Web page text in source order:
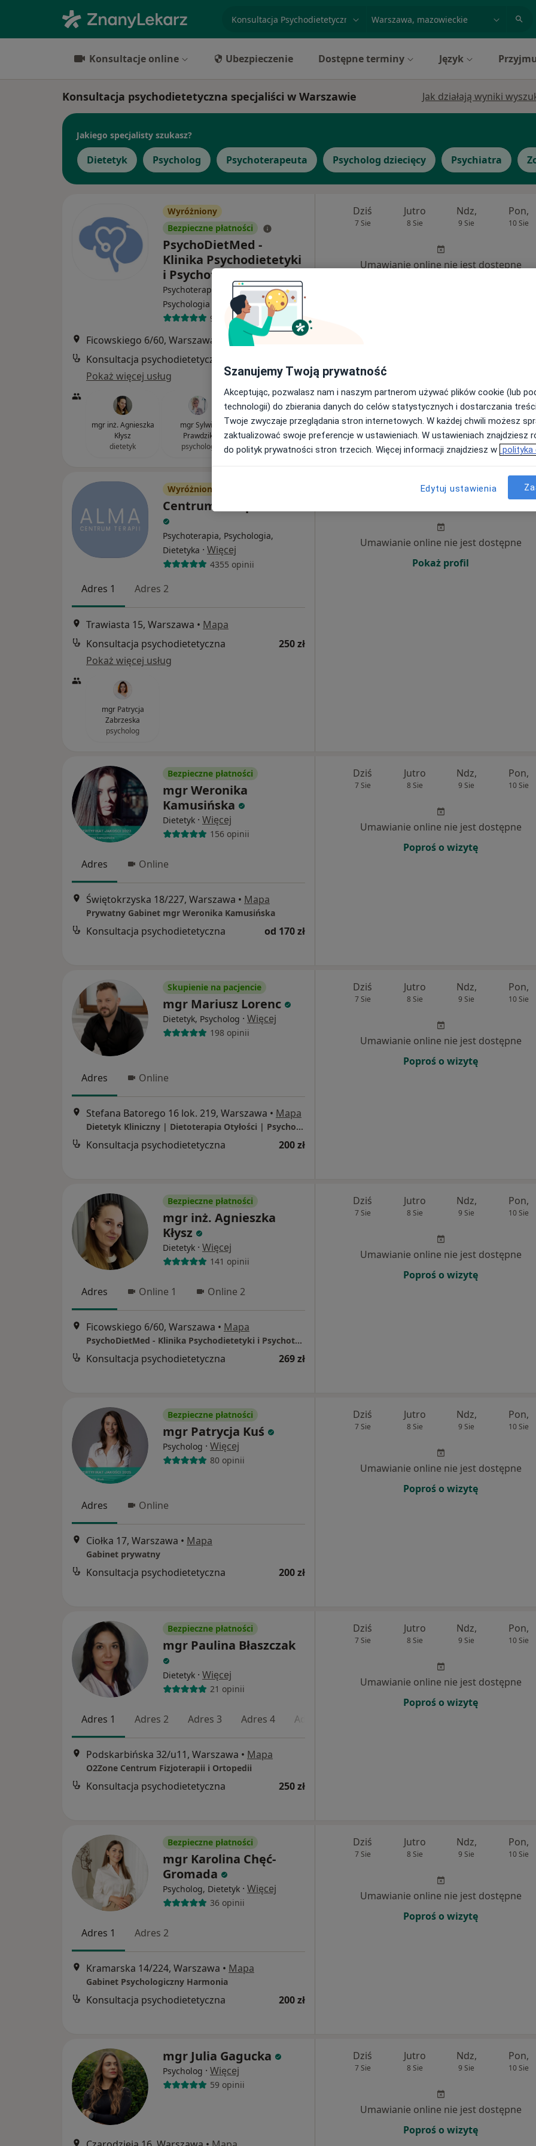
Konsultacje online Ubezpieczenie Dostępne terminy Język
Konsultacja psychodietetyczna specjaliści w Warszawie Jak działają wyniki
Jakiego specjalisty szukasz?
Dietetyk Psycholog Psychoterapeuta Psycholog dziecięcy Psychiatra
Wyróżniony
Bezpieczne płatności
PsychoDietMed -
Klinika Psychodietetyki
i Psychoterapii Online
Psychoterapia, Dietetyka,
Psychologia
90 opinii
Ficowskiego 6/60, Warszawa
Mapa
Konsultacja psychodietetyczna
Pokaż więcej usług
mgr inż. Agnieszka
Kłysz
dietetyk
mgr Sylwia
Prawdzik
psycholog
Dziś
7 Sie
Jutro
8 Sie
Ndz,
9 Sie
Pon,
10 Sie
Umawianie online nie jest dostępne
Wyróżniony
Centrum Terapii ALMA
Psychoterapia, Psychologia,
Dietetyka · Więcej
4355 opinii
Adres 1 Adres 2
Trawiasta 15, Warszawa • Mapa
Konsultacja psychodietetyczna
250 zł
Pokaż więcej usług
mgr Patrycja
Zabrzeska
psycholog
Jutro Ndz, Pon,
10 Sie
Umawianie online nie jest dostępne
Pokaż profil
Bezpieczne płatności
mgr Weronika
Kamusińska
Dietetyk · Więcej
156 opinii
Adres Online
Świętokrzyska 18/227, Warszawa • Mapa
Prywatny Gabinet mgr Weronika Kamusińska
Konsultacja psychodietetyczna od 170 zł
Dziś
7 Sie
Jutro
8 Sie
Ndz,
9 Sie
Pon,
10 Sie
Umawianie online nie jest dostępne
Poproś o wizytę
Skupienie na pacjencie
mgr Mariusz Lorenc
Dietetyk, Psycholog · Więcej
198 opinii
Adres Online
Stefana Batorego 16 lok. 219, Warszawa • Mapa
Dietetyk Kliniczny | Dietoterapia Otyłości | Psychodietetyk |
Konsultacja psychodietetyczna 200 zł
Dziś
7 Sie
Jutro
8 Sie
Ndz,
9 Sie
Pon,
10 Sie
Umawianie online nie jest dostępne
Poproś o wizytę
Bezpieczne płatności
mgr inż. Agnieszka
Kłysz
Dietetyk · Więcej
141 opinii
Adres Online 1 Online 2
Ficowskiego 6/60, Warszawa • Mapa
PsychoDietMed - Klinika Psychodietetyki i Psychoterapii Online
Konsultacja psychodietetyczna 269 zł
Dziś
7 Sie
Jutro
8 Sie
Ndz,
9 Sie
Pon,
10 Sie
Umawianie online nie jest dostępne
Poproś o wizytę
Bezpieczne płatności
mgr Patrycja Kuś
Psycholog · Więcej
80 opinii
Adres Online
Ciołka 17, Warszawa • Mapa
Gabinet prywatny
Konsultacja psychodietetyczna 200 zł
Dziś
7 Sie
Jutro
8 Sie
Ndz,
9 Sie
Pon,
10 Sie
Umawianie online nie jest dostępne
Poproś o wizytę
Bezpieczne płatności
mgr Paulina Błaszczak
Dietetyk · Więcej
21 opinii
Adres 1 Adres 2 Adres 3 Adres 4 Adres 5
Podskarbińska 32/u11, Warszawa • Mapa
O2Zone Centrum Fizjoterapii i Ortopedii
Konsultacja psychodietetyczna 250 zł
Dziś
7 Sie
Jutro
8 Sie
Ndz,
9 Sie
Pon,
10 Sie
Umawianie online nie jest dostępne
Poproś o wizytę
Bezpieczne płatności
mgr Karolina Chęć-
Gromada
Psycholog, Dietetyk · Więcej
36 opinii
Adres 1 Adres 2
Kramarska 14/224, Warszawa • Mapa
Gabinet Psychologiczny Harmonia
Konsultacja psychodietetyczna 200 zł
Dziś
7 Sie
Jutro
8 Sie
Ndz,
9 Sie
Pon,
10 Sie
Umawianie online nie jest dostępne
Poproś o wizytę
mgr Julia Gagucka
Psycholog · Więcej
59 opinii
Dziś
7 Sie
Jutro
8 Sie
Ndz,
9 Sie
Pon,
10 Sie
Umawianie online nie jest dostępne
Poproś o wizytę
Szanujemy Twoją prywatność
Akceptując, pozwalasz nam i naszym partnerom używać plików cookie (lub
technologii) do zbierania danych do celów statystycznych i dostarczania
Twoje zwyczaje przeglądania stron internetowych. W każdej chwili możesz
zaktualizować swoje preferencje w ustawieniach. W ustawieniach znajdziesz
do polityk prywatności stron trzecich. Więcej informacji znajdziesz w polityka
Edytuj ustawienia